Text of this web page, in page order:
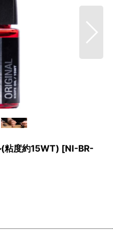
粘度約15WT) [NI-BR-